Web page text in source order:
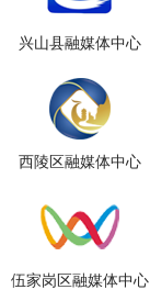
兴山县融媒体中心
西陵区融媒体中心
伍家岗区融媒体中心